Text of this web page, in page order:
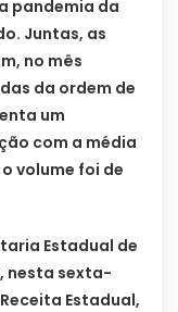
pandemia da
Juntas, as
no mês
da ordem de
um
com a média
volume foi de
Estadual de
nesta sexta-
Estadual,